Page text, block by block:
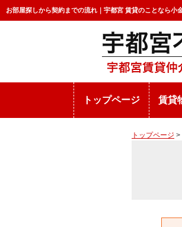
お部屋探しから契約までの流れ｜宇都宮 賃貸のことなら小
トップページ 賃貸
トップページ >